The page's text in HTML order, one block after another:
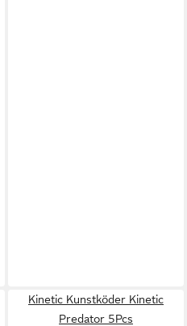
Kinetic Kunstköder Kinetic
Predator 5Pcs